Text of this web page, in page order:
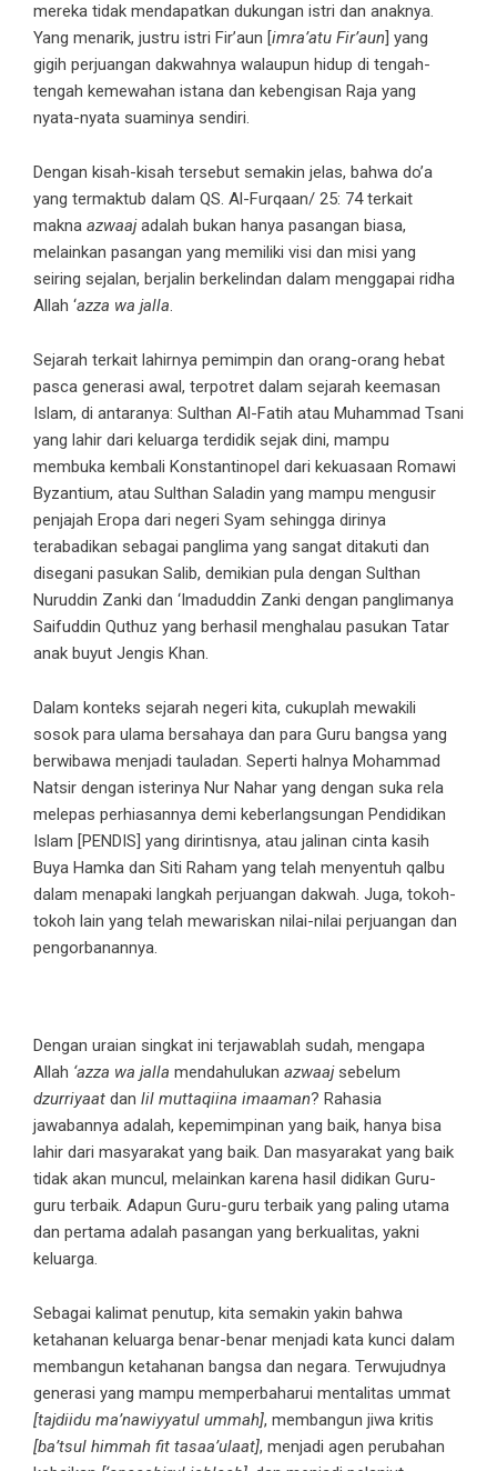
mereka tidak mendapatkan dukungan istri dan anaknya.
Yang menarik, justru istri Fir’aun [imra’atu Fir’aun] yang
gigih perjuangan dakwahnya walaupun hidup di tengah-
tengah kemewahan istana dan kebengisan Raja yang
nyata-nyata suaminya sendiri.
Dengan kisah-kisah tersebut semakin jelas, bahwa do’a
yang termaktub dalam QS. Al-Furqaan/ 25: 74 terkait
makna azwaajadalah bukan hanya pasangan biasa,
melainkan pasangan yang memiliki visi dan misi yang
seiring sejalan, berjalin berkelindan dalam menggapai ridha
Allah ‘azza wa jalla.
Sejarah terkait lahirnya pemimpin dan orang-orang hebat
pasca generasi awal, terpotret dalam sejarah keemasan
Islam, di antaranya: Sulthan Al-Fatih atau Muhammad Tsani
yang lahir dari keluarga terdidik sejak dini, mampu
membuka kembali Konstantinopel dari kekuasaan Romawi
Byzantium, atau Sulthan Saladin yang mampu mengusir
penjajah Eropa dari negeri Syam sehingga dirinya
terabadikan sebagai panglima yang sangat ditakuti dan
disegani pasukan Salib, demikian pula dengan Sulthan
Nuruddin Zanki dan ‘Imaduddin Zanki dengan panglimanya
Saifuddin Quthuz yang berhasil menghalau pasukan Tatar
anak buyut Jengis Khan.
Dalam konteks sejarah negeri kita, cukuplah mewakili
sosok para ulama bersahaya dan para Guru bangsa yang
berwibawa menjadi tauladan. Seperti halnya Mohammad
Natsir dengan isterinya Nur Nahar yang dengan suka rela
melepas perhiasannya demi keberlangsungan Pendidikan
Islam [PENDIS] yang dirintisnya, atau jalinan cinta kasih
Buya Hamka dan Siti Raham yang telah menyentuh qalbu
dalam menapaki langkah perjuangan dakwah. Juga, tokoh-
tokoh lain yang telah mewariskan nilai-nilai perjuangan dan
pengorbanannya.
Dengan uraian singkat ini terjawablah sudah, mengapa
Allah ‘azza wa jalla mendahulukan azwaajsebelum
dzurriyaat dan lil muttaqiina imaaman? Rahasia
jawabannya adalah, kepemimpinan yang baik, hanya bisa
lahir dari masyarakat yang baik. Dan masyarakat yang baik
tidak akan muncul, melainkan karena hasil didikan Guru-
guru terbaik. Adapun Guru-guru terbaik yang paling utama
dan pertama adalah pasangan yang berkualitas, yakni
keluarga.
Sebagai kalimat penutup, kita semakin yakin bahwa
ketahanan keluarga benar-benar menjadi kata kunci dalam
membangun ketahanan bangsa dan negara. Terwujudnya
generasi yang mampu memperbaharui mentalitas ummat
[tajdiidu ma’nawiyyatul ummah], membangun jiwa kritis
[ba’tsul himmah fit tasaa’ulaat], menjadi agen perubahan